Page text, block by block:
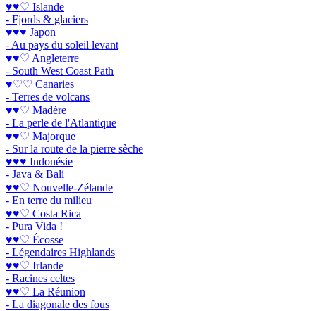
♥♥♡ Islande
- Fjords & glaciers
♥♥♥ Japon
- Au pays du soleil levant
♥♥♡ Angleterre
- South West Coast Path
♥♡♡ Canaries
- Terres de volcans
♥♥♡ Madère
- La perle de l'Atlantique
♥♥♡ Majorque
- Sur la route de la pierre sèche
♥♥♥ Indonésie
- Java & Bali
♥♥♡ Nouvelle-Zélande
- En terre du milieu
♥♥♡ Costa Rica
- Pura Vida !
♥♥♡ Écosse
- Légendaires Highlands
♥♥♡ Irlande
- Racines celtes
♥♥♡ La Réunion
- La diagonale des fous